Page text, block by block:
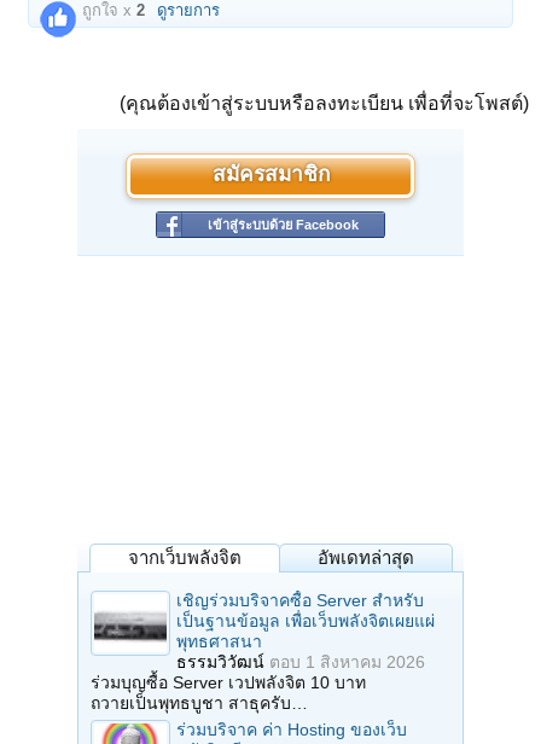
ถูกใจ x2 ดูรายการ
(คุณต้องเข้าสู่ระบบหรือลงทะเบียน เพื่อที่จะโพสต์)
สมัครสมาชิก
เข้าสู่ระบบด้วย Facebook
จากเว็บพลังจิต อัพเดทล่าสุด
เชิญร่วมบริจาคซื้อ Server สำหรับ
เป็นฐานข้อมูล เพื่อเว็บพลังจิตเผยแผ่
พุทธศาสนา
ธรรมวิวัฒน์ ตอบ 1 สิงหาคม 2026
ร่วมบุญซื้อ Server เวปพลังจิต 10 บาท
ถวายเป็นพุทธบูชา สาธุครับ…
ร่วมบริจาค ค่า Hosting ของเว็บ